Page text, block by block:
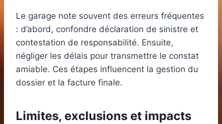
Le garage note souvent des erreurs fréquentes
: d’abord, confondre déclaration de sinistre et
contestation de responsabilité. Ensuite,
négliger les délais pour transmettre le constat
amiable. Ces étapes influencent la gestion du
dossier et la facture finale.
Limites, exclusions et impacts